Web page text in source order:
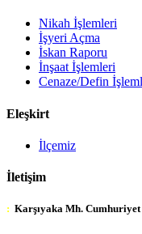
Nikah İşlemleri
İşyeri Açma
İskan Raporu
İnşaat İşlemleri
Cenaze/Defin
Eleşkirt
İlçemiz
İletişim
: Karşıyaka Mh.